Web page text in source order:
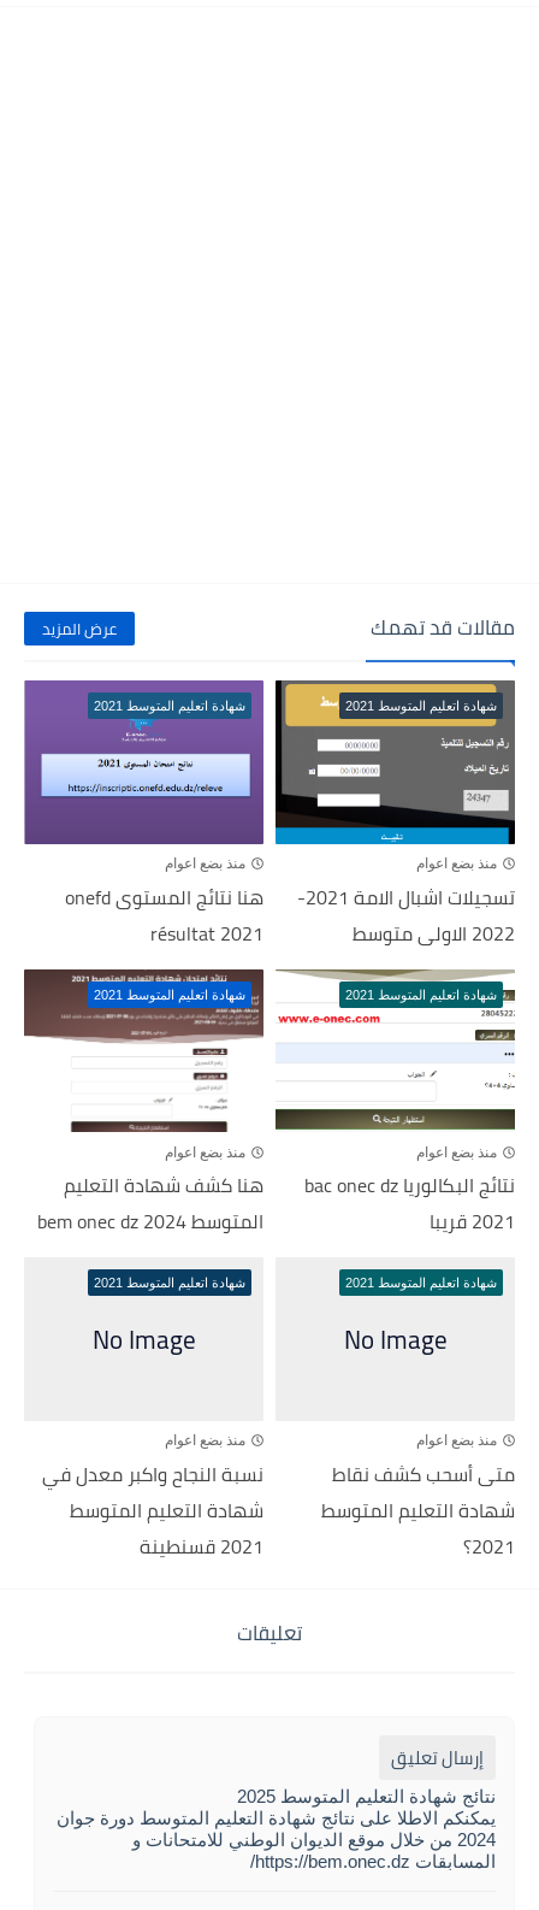
مقالات قد تهمك عرض المزيد
شهادة اتعليم المتوسط 2021
منذ بضع اعوام
تسجيلات اشبال الامة 2021-
2022 الاولى متوسط
شهادة اتعليم المتوسط 2021
منذ بضع اعوام
هنا نتائج المستوى onefd
résultat 2021
شهادة اتعليم المتوسط 2021
منذ بضع اعوام
نتائج البكالوريا bac onec dz
2021 قريبا
شهادة اتعليم المتوسط 2021
منذ بضع اعوام
هنا كشف شهادة التعليم
المتوسط 2024 bem onec dz
شهادة اتعليم المتوسط 2021
منذ بضع اعوام
متى أسحب كشف نقاط
شهادة التعليم المتوسط
2021؟
شهادة اتعليم المتوسط 2021
منذ بضع اعوام
نسبة النجاح واكبر معدل في
شهادة التعليم المتوسط
2021 قسنطينة
تعليقات
إرسال تعليق
نتائج شهادة التعليم المتوسط 2025
يمكنكم الاطلا على نتائج شهادة التعليم المتوسط دورة جوان
2024 من خلال موقع الديوان الوطني للامتحانات و
المسابقات https://bem.onec.dz/